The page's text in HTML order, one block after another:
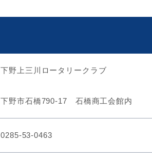
下野上三川ロータリークラブ
下野市石橋790-17 石橋商工会館内
0285-53-0463